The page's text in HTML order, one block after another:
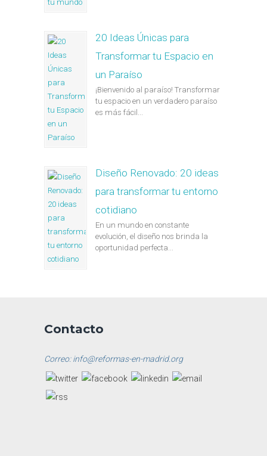
20 Ideas Únicas para
Transformar tu Espacio en
un Paraíso
¡Bienvenido al paraíso! Transformar
tu espacio en un verdadero paraíso
es más fácil...
Diseño Renovado: 20 ideas
para transformar tu entorno
cotidiano
En un mundo en constante
evolución, el diseño nos brinda la
oportunidad perfecta...
Contacto
Correo: info@reformas-en-madrid.org